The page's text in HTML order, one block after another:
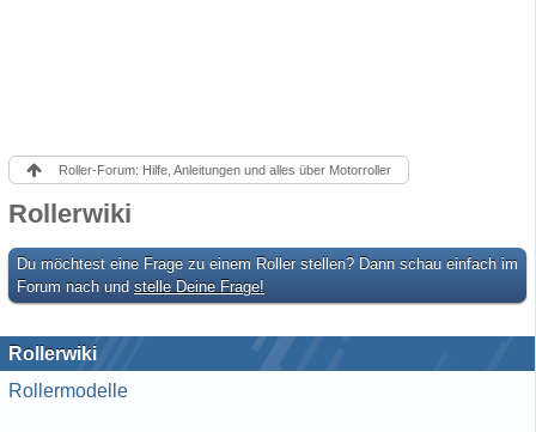
Roller-Forum: Hilfe, Anleitungen und alles über Motorroller
Rollerwiki
Du möchtest eine Frage zu einem Roller stellen? Dann schau einfach im
Forum nach und stelle Deine Frage!
Rollerwiki
Rollermodelle